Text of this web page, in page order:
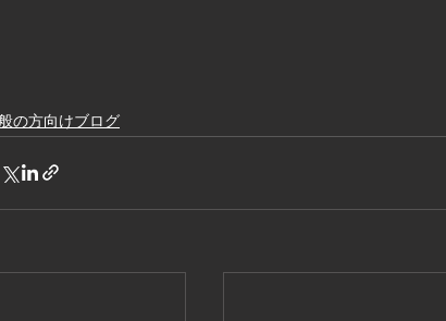
の方向けブログ